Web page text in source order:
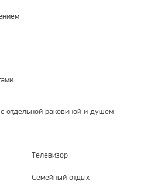
отдельной раковиной и душем
Телевизор
Семейный отдых